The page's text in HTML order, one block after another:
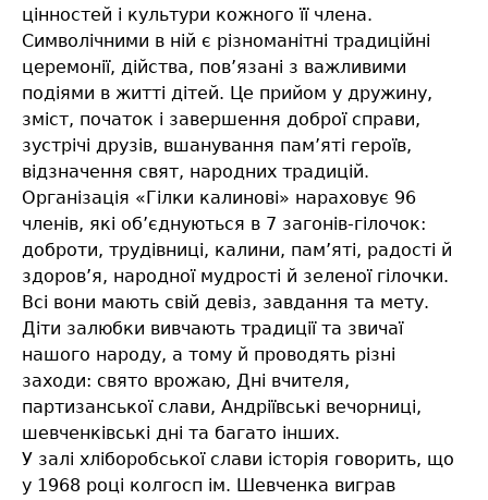
цінностей і культури кожного її члена.
Символічними в ній є різноманітні традиційні
церемонії, дійства, пов’язані з важливими
подіями в житті дітей. Це прийом у дружину,
зміст, початок і завершення доброї справи,
зустрічі друзів, вшанування пам’яті героїв,
відзначення свят, народних традицій.
Організація «Гілки калинові» нараховує 96
членів, які об’єднуються в 7 загонів-гілочок:
доброти, трудівниці, калини, пам’яті, радості й
здоров’я, народної мудрості й зеленої гілочки.
Всі вони мають свій девіз, завдання та мету.
Діти залюбки вивчають традиції та звичаї
нашого народу, а тому й проводять різні
заходи: свято врожаю, Дні вчителя,
партизанської слави, Андріївські вечорниці,
шевченківські дні та багато інших.
У залі хліборобської слави історія говорить, що
у 1968 році колгосп ім. Шевченка виграв